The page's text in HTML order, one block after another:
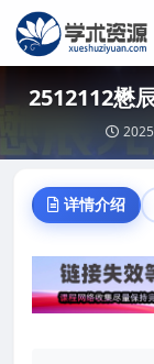
2512112懋
详情介绍